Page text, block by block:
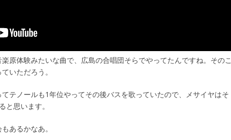
原体験みたいな曲で、広島の合唱団そらでやってたんですね。そのこ
いただろう。
テノールも1年位やってその後バスを歌っていたので、メサイヤはそ
と思います。
あるかなあ。